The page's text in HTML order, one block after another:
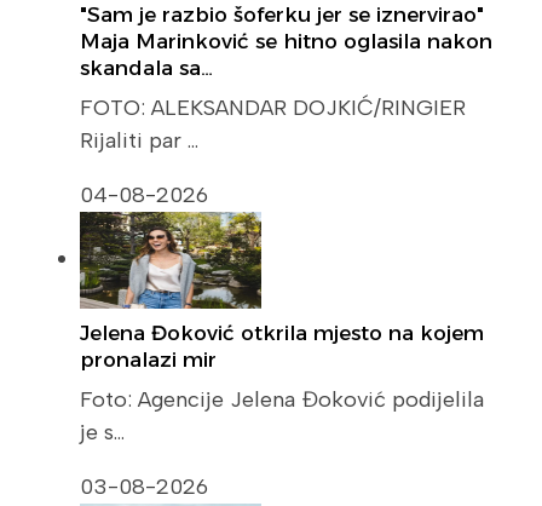
"Sam je razbio šoferku jer se iznervirao"
Maja Marinković se hitno oglasila nakon
skandala sa…
FOTO: ALEKSANDAR DOJKIĆ/RINGIER
Rijaliti par …
04-08-2026
Jelena Đoković otkrila mjesto na kojem
pronalazi mir
Foto: Agencije Jelena Đoković podijelila
je s…
03-08-2026